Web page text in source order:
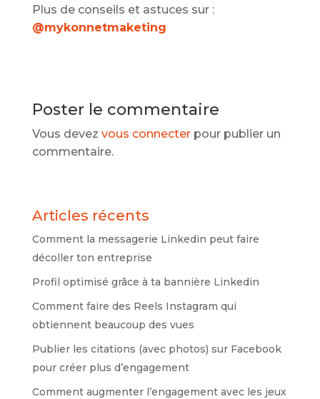
Plus de conseils et astuces sur :
@mykonnetmaketing
Poster le commentaire
Vous devez vous connecterpour publier un
commentaire.
Articles récents
Comment la messagerie Linkedin peut faire
décoller ton entreprise
Profil optimisé grâce à ta bannière Linkedin
Comment faire des Reels Instagram qui
obtiennent beaucoup des vues
Publier les citations (avec photos) sur Facebook
pour créer plus d’engagement
Comment augmenter l’engagement avec les jeux